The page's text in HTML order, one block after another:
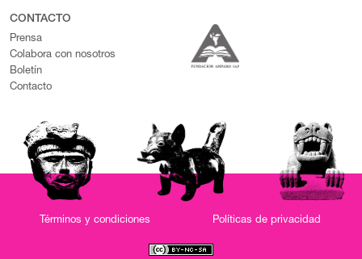
CONTACTO
Prensa
Colabora con nosotros
Boletín
Contacto
Términos y condiciones Políticas de privacidad